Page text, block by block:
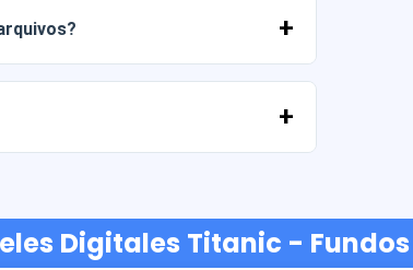
Digitales Titanic -